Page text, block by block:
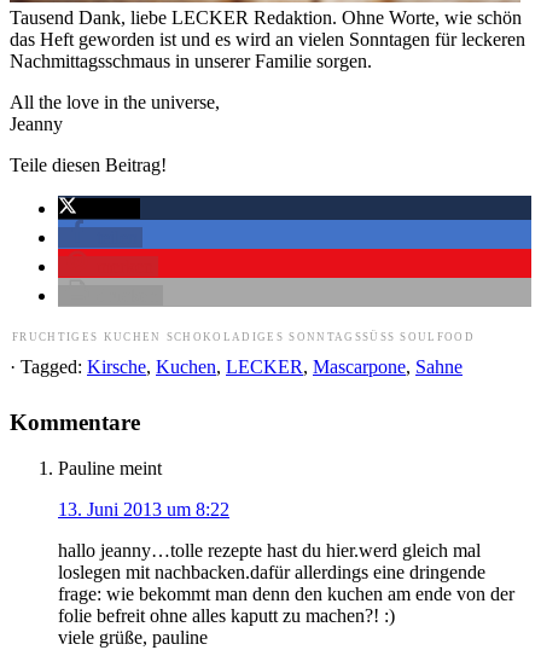
Tausend Dank, liebe LECKER Redaktion. Ohne Worte, wie schön
das Heft geworden ist und es wird an vielen Sonntagen für leckeren
Nachmittagsschmaus in unserer Familie sorgen.
All the love in the universe,
Jeanny
Teile diesen Beitrag!
FRUCHTIGES KUCHEN SCHOKOLADIGES SONNTAGSSÜSS SOULFOOD
· Tagged: Kirsche, Kuchen, LECKER, Mascarpone, Sahne
Kommentare
Pauline meint
13. Juni 2013 um 8:22
hallo jeanny…tolle rezepte hast du hier.werd gleich mal
loslegen mit nachbacken.dafür allerdings eine dringende
frage: wie bekommt man denn den kuchen am ende von der
folie befreit ohne alles kaputt zu machen?! :)
viele grüße, pauline